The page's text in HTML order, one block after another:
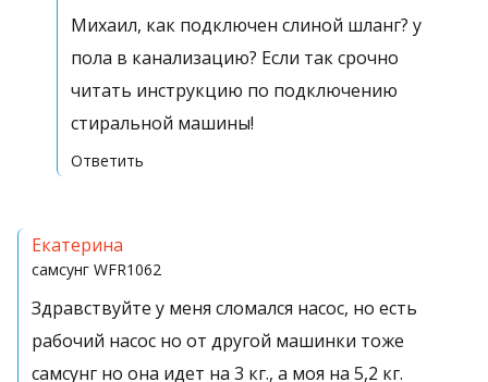
Михаил, как подключен слиной шланг? у
пола в канализацию? Если так срочно
читать инструкцию по подключению
стиральной машины!
Ответить
Екатерина
самсунг WFR1062
Здравствуйте у меня сломался насос, но есть
рабочий насос но от другой машинки тоже
самсунг но она идет на 3 кг., а моя на 5,2 кг.